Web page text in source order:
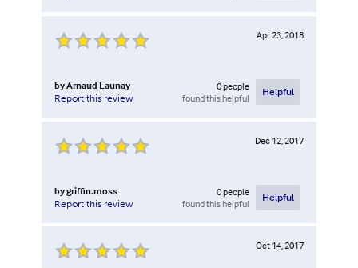
Apr 23, 2018
byArnaud Launay
Report this review
0people
found this helpful
Helpful
Dec 12, 2017
bygriffin.moss
Report this review
0people
found this helpful
Helpful
Oct 14, 2017